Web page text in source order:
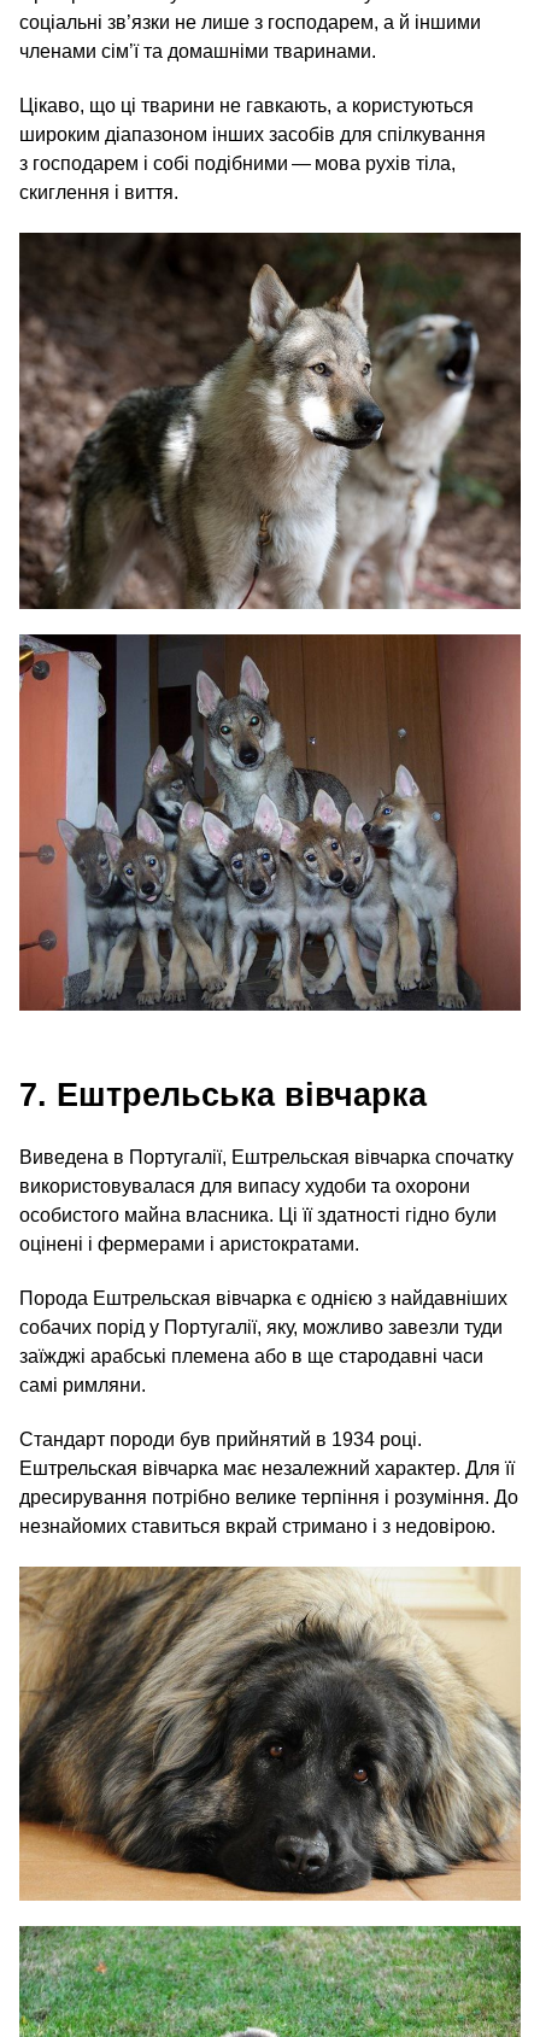
соціальні зв’язки не лише з господарем, а й іншими
членами сім’ї та домашніми тваринами.
Цікаво, що ці тварини не гавкають, а користуються
широким діапазоном інших засобів для спілкування
з господарем і собі подібними — мова рухів тіла,
скиглення і виття.
7. Ештрельська вівчарка
Виведена в Португалії, Ештрельская вівчарка спочатку
використовувалася для випасу худоби та охорони
особистого майна власника. Ці її здатності гідно були
оцінені і фермерами і аристократами.
Порода Ештрельская вівчарка є однією з найдавніших
собачих порід у Португалії, яку, можливо завезли туди
заїжджі арабські племена або в ще стародавні часи
самі римляни.
Стандарт породи був прийнятий в 1934 році.
Ештрельская вівчарка має незалежний характер. Для її
дресирування потрібно велике терпіння і розуміння. До
незнайомих ставиться вкрай стримано і з недовірою.